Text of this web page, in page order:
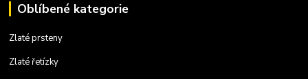
Oblíbené kategorie
Zlaté prsteny
Zlaté řetízky